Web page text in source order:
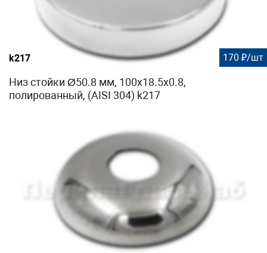
k217 170 ₽/шт
Низ стойки Ø50.8 мм, 100х18.5х0.8,
полированный, (AISI 304) k217